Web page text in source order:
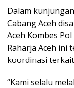
Dalam
Cabang Aceh
Aceh Kombes
Raharja Aceh ini
koordinasi
“Kami selalu